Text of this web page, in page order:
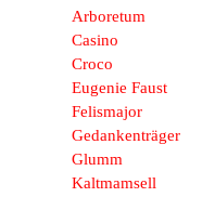
Arboretum
Casino
Croco
Eugenie Faust
Felismajor
Gedankenträger
Glumm
Kaltmamsell